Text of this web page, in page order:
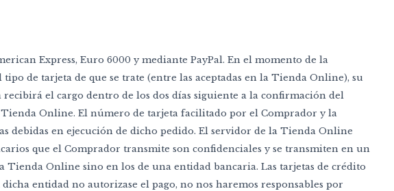
Express, Euro 6000 y mediante PayPal. En el momento de la
de tarjeta de que se trate (entre las aceptadas en la Tienda Online), su
el cargo dentro de los dos días siguiente a la confirmación del
Tienda Online. El número de tarjeta facilitado por el Comprador y la
debidas en ejecución de dicho pedido. El servidor de la Tienda Online
que el Comprador transmite son confidenciales y se transmiten en un
Tienda Online sino en los de una entidad bancaria. Las tarjetas de crédito
entidad no autorizase el pago, no nos haremos responsables por